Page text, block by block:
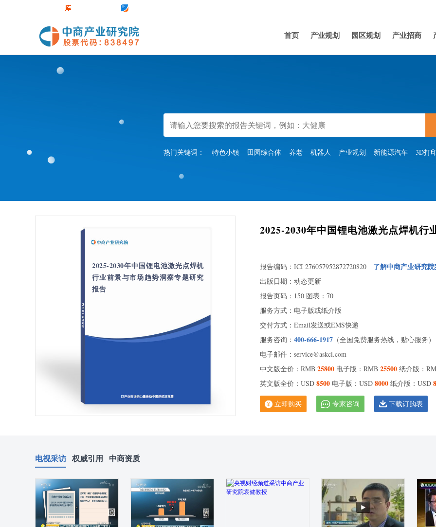
首页 产业规划 园区规划 产业招商
热门关键词： 特色小镇 田园综合体 养老 机器人 产业规划 新能源汽车 3D打
2025-2030年中国锂电池激光点焊机
行业前景与市场趋势洞察专题研究
报告
2025-2030年中国锂电池激光点焊机
报告编码：ICI 276057952872720820 了解中商产业研究
出版日期：动态更新
报告页码：150 图表：70
服务方式：电子版或纸介版
交付方式：Email发送或EMS快递
服务咨询： 400-666-1917 （全国免费服务热线，贴心服务）
电子邮件：service@askci.com
中文版全价：RMB 25800 电子版：RMB 25500 纸介版：
英文版全价：USD 8500 电子版：USD 8000 纸介版：USD
立即购买 专家咨询 下载订购表
电视采访 权威引用 中商资质
第二
第
第
第
第四
第
第